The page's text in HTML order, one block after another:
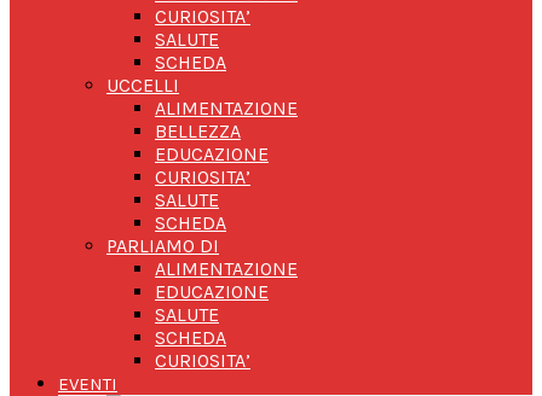
CURIOSITA’
SALUTE
SCHEDA
UCCELLI
ALIMENTAZIONE
BELLEZZA
EDUCAZIONE
CURIOSITA’
SALUTE
SCHEDA
PARLIAMO DI
ALIMENTAZIONE
EDUCAZIONE
SALUTE
SCHEDA
CURIOSITA’
EVENTI